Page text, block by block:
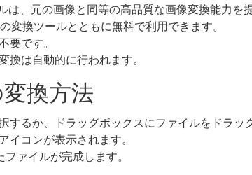
は、元の画像と同等の高品質な画像変換能力を
変換ツールとともに無料で利用できます。
要です。
換は自動的に行われます。
換方法
するか、ドラッグボックスにファイルをドラッ
イコンが表示されます。
ァイルが完成します。